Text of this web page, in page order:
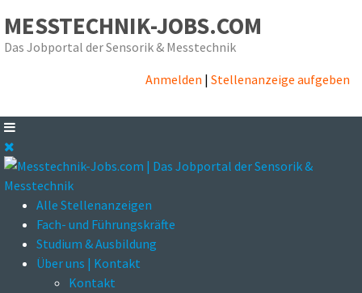
MESSTECHNIK-JOBS.COM
Das Jobportal der Sensorik & Messtechnik
Anmelden | Stellenanzeige aufgeben
Alle Stellenanzeigen
Fach- und Führungskräfte
Studium & Ausbildung
Über uns | Kontakt
Kontakt